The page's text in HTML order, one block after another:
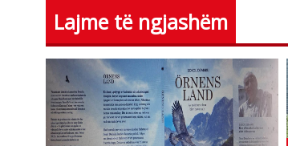
Lajme të ngjashëm